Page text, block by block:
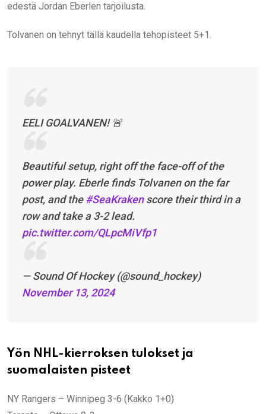
edestä Jordan Eberlen tarjoilusta.
Tolvanen on tehnyt tällä kaudella tehopisteet 5+1.
EELI GOALVANEN! 🚨
Beautiful setup, right off the face-off of the
power play. Eberle finds Tolvanen on the far
post, and the#SeaKrakenscore their third in a
row and take a 3-2 lead.
pic.twitter.com/QLpcMiVfp1
— Sound Of Hockey (@sound_hockey)
November 13, 2024
Yön NHL-kierroksen tulokset ja
suomalaisten pisteet
NY Rangers – Winnipeg 3-6 (Kakko 1+0)